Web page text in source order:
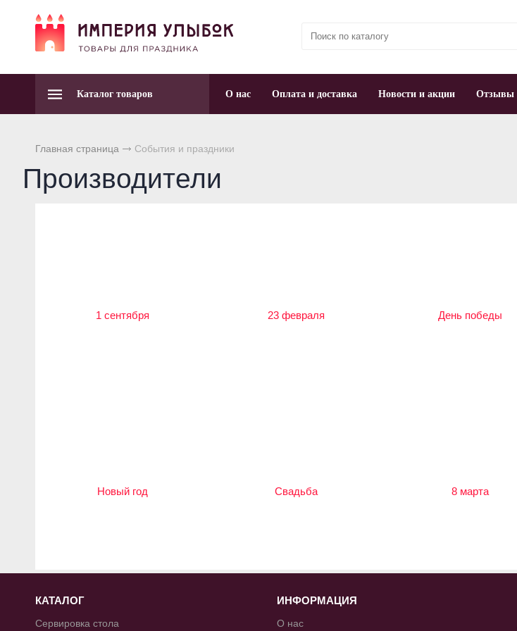
Каталог товаров О нас Оплата и доставка Новости и акции Отзывы
Главная страница События и праздники
Производители
1 сентября 23 февраля День победы
Новый год Свадьба 8 марта
КАТАЛОГ
Сервировка стола
ИНФОРМАЦИЯ
О нас